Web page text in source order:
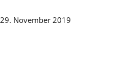
29. November 2019